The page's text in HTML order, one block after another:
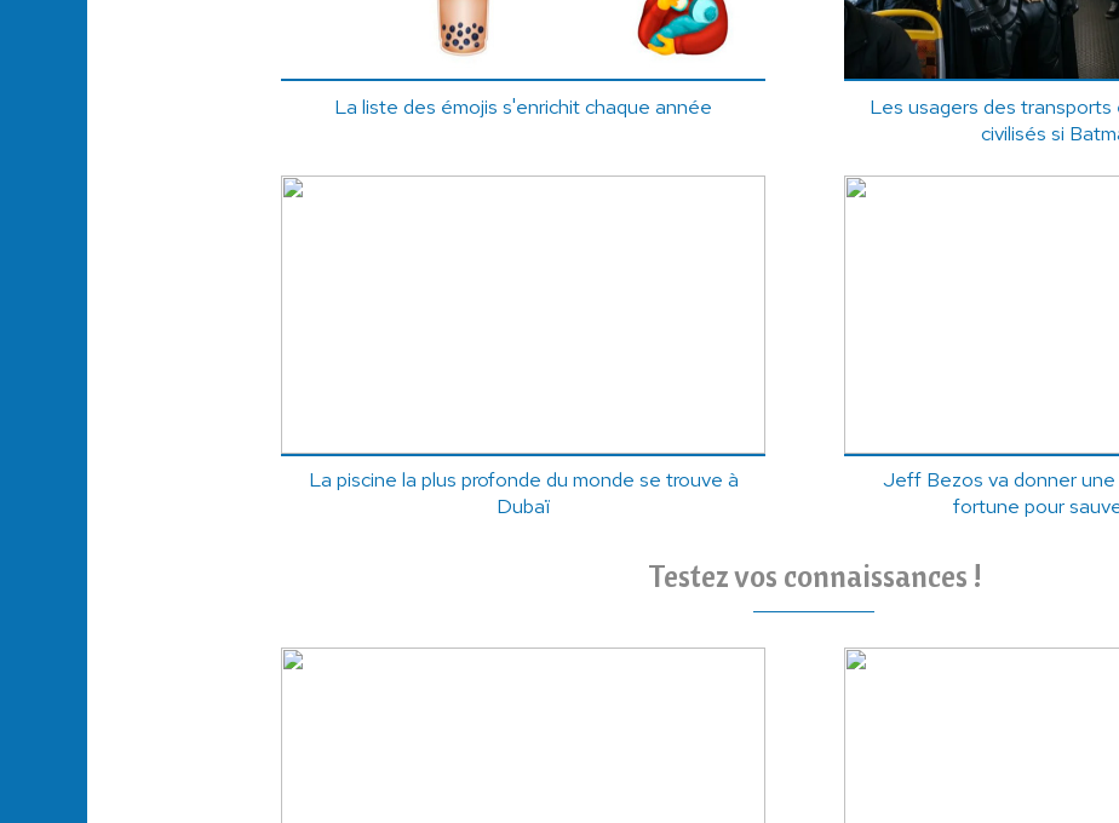
La liste des émojis s'enrichit chaque année
Les usagers des transports
civilisés si
La piscine la plus profonde du monde se trouve à
Dubaï
Jeff Bezos va donner
fortune pour
Testez vos connaissances !